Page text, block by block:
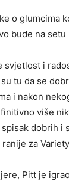
o glumcima
bude na setu
svjetlost i
tu da se
i nakon
više
dobrih i
za
Pitt je